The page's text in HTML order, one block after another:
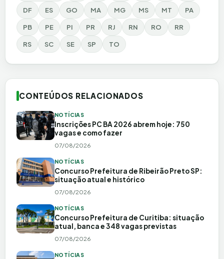
DF ES GO MA MG MS MT PA
PB PE PI PR RJ RN RO RR
RS SC SE SP TO
CONTEÚDOS RELACIONADOS
NOTÍCIAS
Inscrições PC BA 2026 abrem hoje: 750
vagas e como fazer
07/08/2026
NOTÍCIAS
Concurso Prefeitura de Ribeirão Preto SP:
situação atual e histórico
07/08/2026
NOTÍCIAS
Concurso Prefeitura de Curitiba: situação
atual, banca e 348 vagas previstas
07/08/2026
NOTÍCIAS